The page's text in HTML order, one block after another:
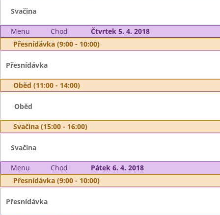
Svačina
Menu Chod
Čtvrtek 5. 4. 2018
Přesnídávka (9:00 - 10:00)
Přesnídávka
Oběd (11:00 - 14:00)
Oběd
Svačina (15:00 - 16:00)
Svačina
Menu Chod
Pátek 6. 4. 2018
Přesnídávka (9:00 - 10:00)
Přesnídávka